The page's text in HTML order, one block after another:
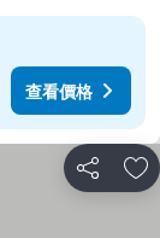
查看價格
分享 加